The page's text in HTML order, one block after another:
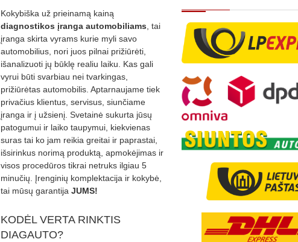
Kokybiška už prieinamą kainą
diagnostikos įranga automobiliams, tai
įranga skirta vyrams kurie myli savo
automobilius, nori juos pilnai prižiūrėti,
išanalizuoti jų būklę realiu laiku. Kas gali
vyrui būti svarbiau nei tvarkingas,
prižiūrėtas automobilis. Aptarnaujame tiek
privačius klientus, servisus, siunčiame
įranga ir į užsienį. Svetainė sukurta jūsų
patogumui ir laiko taupymui, kiekvienas
suras tai ko jam reikia greitai ir paprastai,
išsirinkus norimą produktą, apmokėjimas ir
visos procedūros tikrai netruks ilgiau 5
minučių. Įrenginių komplektacija ir kokybė,
tai mūsų garantija JUMS!
KODĖL VERTA RINKTIS
DIAGAUTO?